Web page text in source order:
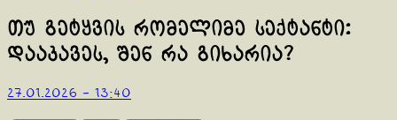
თუ გეტყვის რომელიმე სექტანტი:
დააკავეს, შენ რა გიხარია?
27.01.2026 - 13:40